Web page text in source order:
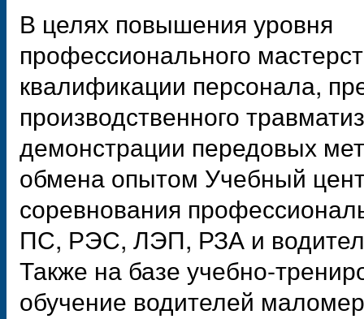
В целях повышения уровня
профессионального
квалификации персонала,
производственного
демонстрации передовых
обмена опытом Учебный
соревнования
ПС, РЭС, ЛЭП, РЗА и
Также на базе учебно-
обучение водителей